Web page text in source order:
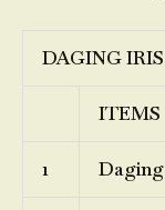
DAGING
ITEMS
1